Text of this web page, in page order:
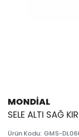
MONDİAL
SELE ALTI SAĞ
Ürün Kodu: GMS-